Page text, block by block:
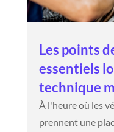
Les points
essentiels
technique
À l'heure où les
prennent une